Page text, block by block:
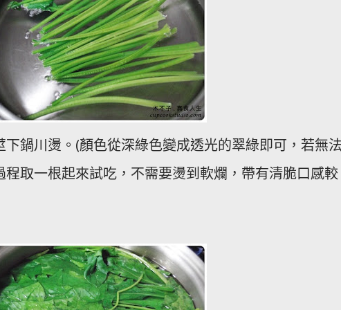
鍋川燙。 (顏色從深綠色變成透光的翠綠即可，若無
取一根起來試吃，不需要燙到軟爛，帶有清脆口感較